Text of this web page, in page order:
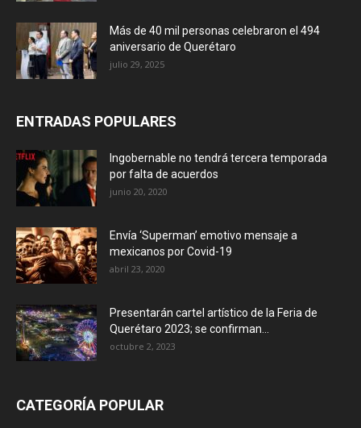
Más de 40 mil personas celebraron el 494
aniversario de Querétaro
julio 29, 2025
ENTRADAS POPULARES
Ingobernable no tendrá tercera temporada
por falta de acuerdos
junio 20, 2020
Envía ‘Superman’ emotivo mensaje a
mexicanos por Covid-19
abril 23, 2020
Presentarán cartel artístico de la Feria de
Querétaro 2023; se confirman...
octubre 2, 2023
CATEGORÍA POPULAR